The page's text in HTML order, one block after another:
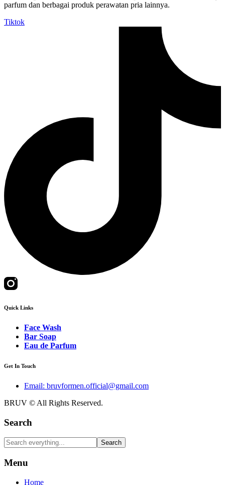
parfum dan berbagai produk perawatan pria lainnya.
Tiktok
Quick Links
Face Wash
Bar Soap
Eau de Parfum
Get In Touch
Email: bruvformen.official@gmail.com
BRUV © All Rights Reserved.
Search
Search
Menu
Home